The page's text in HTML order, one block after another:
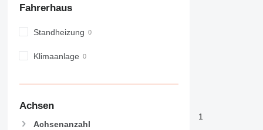
Fahrerhaus
Standheizung
Klimaanlage
Achsen
Achsenanzahl
1